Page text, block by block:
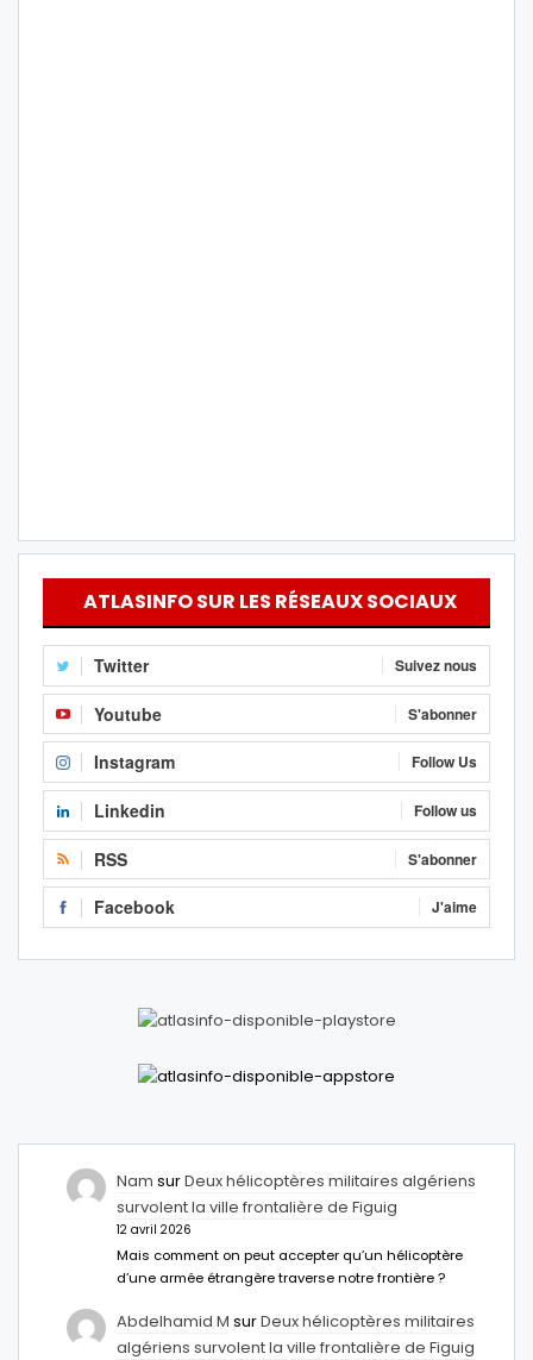
ATLASINFO SUR LES RÉSEAUX SOCIAUX
Twitter Suivez nous
Youtube S'abonner
Instagram Follow Us
Linkedin Follow us
RSS S'abonner
Facebook J'aime
Nam surDeux hélicoptères militaires algériens
survolent la ville frontalière de Figuig
12 avril 2026
Mais comment on peut accepter qu’un hélicoptère
d’une armée étrangère traverse notre frontière ?
Abdelhamid M surDeux hélicoptères militaires
algériens survolent la ville frontalière de Figuig